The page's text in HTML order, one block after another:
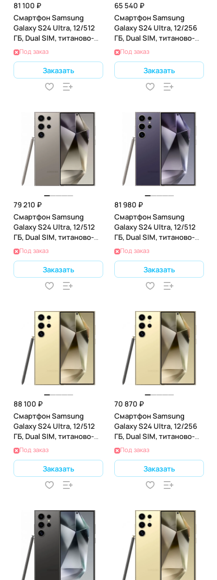
81 100 ₽
Смартфон Samsung
Galaxy S24 Ultra, 12/512
ГБ, Dual SIM, титаново-
чёрный
Под заказ
Заказать
65 540 ₽
Смартфон Samsung
Galaxy S24 Ultra, 12/256
ГБ, Dual SIM, титаново-
лавандовый
Под заказ
Заказать
79 210 ₽
Смартфон Samsung
Galaxy S24 Ultra, 12/512
ГБ, Dual SIM, титаново-
серый
Под заказ
Заказать
81 980 ₽
Смартфон Samsung
Galaxy S24 Ultra, 12/512
ГБ, Dual SIM, титаново-
лавандовый
Под заказ
Заказать
88 100 ₽
Смартфон Samsung
Galaxy S24 Ultra, 12/512
ГБ, Dual SIM, титаново-
жёлтый
Под заказ
Заказать
70 870 ₽
Смартфон Samsung
Galaxy S24 Ultra, 12/256
ГБ, Dual SIM, титаново-
жёлтый
Под заказ
Заказать